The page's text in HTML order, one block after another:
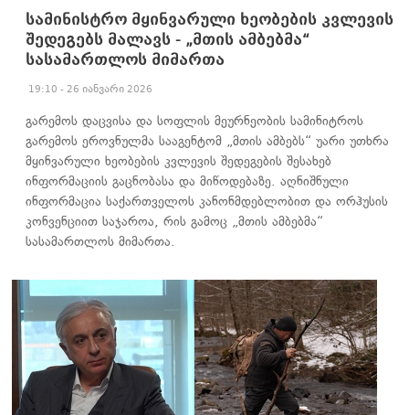
სამინისტრო მყინვარული ხეობების კვლევის
შედეგებს მალავს - „მთის ამბებმა“
სასამართლოს მიმართა
19:10 - 26 იანვარი 2026
გარემოს დაცვისა და სოფლის მეურნეობის სამინიტროს
გარემოს ეროვნულმა სააგენტომ „მთის ამბებს“ უარი უთხრა
მყინვარული ხეობების კვლევის შედეგების შესახებ
ინფორმაციის გაცნობასა და მიწოდებაზე. აღნიშნული
ინფორმაცია საქართველოს კანონმდებლობით და ორჰუსის
კონვენციით საჯაროა, რის გამოც „მთის ამბებმა“
სასამართლოს მიმართა.